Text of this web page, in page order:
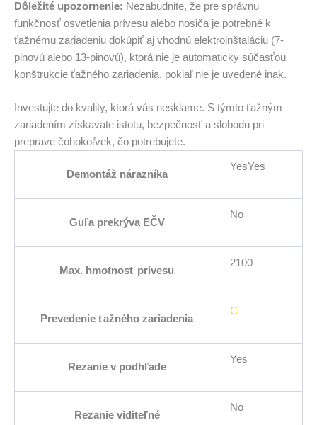
Dôležité upozornenie: Nezabudnite, že pre správnu
funkčnosť osvetlenia prívesu alebo nosiča je potrebné k
ťažnému zariadeniu dokúpiť aj vhodnú elektroinštaláciu (7-
pinovú alebo 13-pinovú), ktorá nie je automaticky súčasťou
konštrukcie ťažného zariadenia, pokiaľ nie je uvedené inak.
Investujte do kvality, ktorá vás nesklame. S týmto ťažným
zariadením získavate istotu, bezpečnosť a slobodu pri
preprave čohokoľvek, čo potrebujete.
Demontáž nárazníka
YesYes
Guľa prekrýva EČV
No
Max. hmotnosť prívesu
2100
Prevedenie ťažného zariadenia
C
Rezanie v podhľade
Yes
Rezanie viditeľné
No